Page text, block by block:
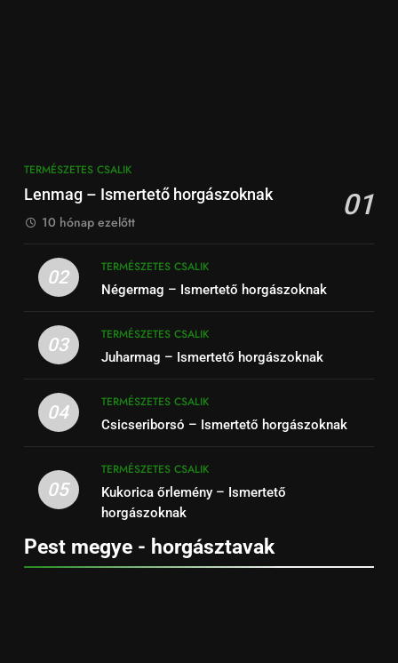
TERMÉSZETES CSALIK
Lenmag – Ismertető horgászoknak 01
10 hónap ezelőtt
02
TERMÉSZETES CSALIK
Négermag – Ismertető horgászoknak
03
TERMÉSZETES CSALIK
Juharmag – Ismertető horgászoknak
04
TERMÉSZETES CSALIK
Csicseriborsó – Ismertető horgászoknak
05
TERMÉSZETES CSALIK
Kukorica őrlemény – Ismertető
horgászoknak
Pest megye - horgásztavak